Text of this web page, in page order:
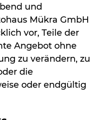
und
Mükra GmbH
vor, Teile der
Angebot ohne
zu verändern, zu
die
oder endgültig